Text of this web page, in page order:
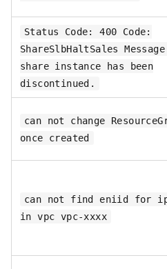
Status Code: 400 Code:
ShareSlbHaltSales
share instance has been
discontinued.
can not change
once created
can not find eniid for
in vpc vpc-xxxx